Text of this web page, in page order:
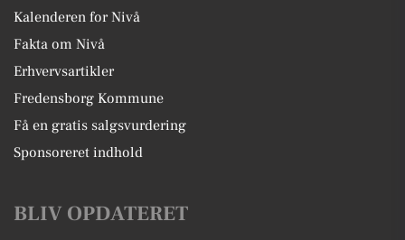
Kalenderen for Nivå
Fakta om Nivå
Erhvervsartikler
Fredensborg Kommune
Få en gratis salgsvurdering
Sponsoreret indhold
BLIV OPDATERET